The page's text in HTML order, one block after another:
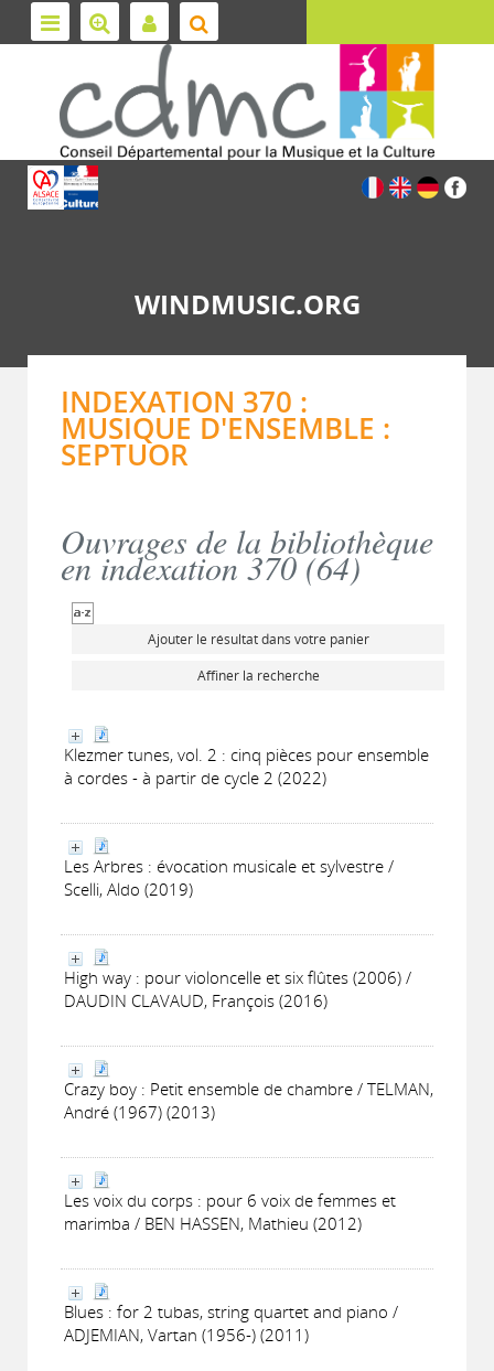
WINDMUSIC.ORG
INDEXATION 370 :
MUSIQUE D'ENSEMBLE :
SEPTUOR
Ouvrages de la bibliothèque
en indexation 370 (64)
Ajouter le résultat dans votre panier
Affiner la recherche
Klezmer tunes, vol. 2 : cinq pièces pour ensemble
à cordes - à partir de cycle 2 (2022)
Les Arbres : évocation musicale et sylvestre /
Scelli, Aldo (2019)
High way : pour violoncelle et six flûtes (2006) /
DAUDIN CLAVAUD, François (2016)
Crazy boy : Petit ensemble de chambre / TELMAN,
André (1967) (2013)
Les voix du corps : pour 6 voix de femmes et
marimba / BEN HASSEN, Mathieu (2012)
Blues : for 2 tubas, string quartet and piano /
ADJEMIAN, Vartan (1956-) (2011)